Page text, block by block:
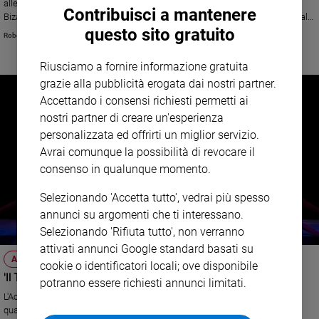
Bioetica
Vai
Riflessioni
Foto
allestiti al Teatro Alighieri con la parte musicale affidata all'Accademia
Bizantina diretta da Ottavio Dantone. Grande successo anche per il recital
del controtenore Orlinski
Roberto Zichittella
ATTUALITÀ
'Il Tamerlano' di Antonio Vivaldi debutta a Ravenna
L'Accademia BIzantina, guidata da Ottavio Dantone, festeggia i suoi
quarant'anni al Teatro Alighieri. La "prima" la sera di sabato 14 gennaio.
Contribuisci a mantenere
questo sito gratuito
Riusciamo a fornire informazione gratuita
grazie alla pubblicità erogata dai nostri partner.
Accettando i consensi richiesti permetti ai
nostri partner di creare un'esperienza
personalizzata ed offrirti un miglior servizio.
Avrai comunque la possibilità di revocare il
consenso in qualunque momento.
Selezionando 'Accetta tutto', vedrai più spesso
annunci su argomenti che ti interessano.
Selezionando 'Rifiuta tutto', non verranno
attivati annunci Google standard basati su
cookie o identificatori locali; ove disponibile
potranno essere richiesti annunci limitati.